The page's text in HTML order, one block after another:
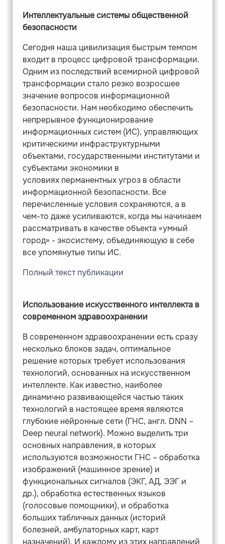
Интеллектуальные системы общественной
безопасности
Сегодня наша цивилизация быстрым темпом
входит в процесс цифровой трансформации.
Одним из последствий всемирной цифровой
трансформации стало резко возросшее
значение вопросов информационной
безопасности. Нам необходимо обеспечить
непрерывное функционирование
информационных систем (ИС), управляющих
критическими инфраструктурными
объектами, государственными институтами и
субъектами экономики в
условиях перманентных угроз в области
информационной безопасности. Все
перечисленные условия сохраняются, а в
чем-то даже усиливаются, когда мы начинаем
рассматривать в качестве объекта «умный
город» - экосистему, объединяющую в себе
все упомянутые типы ИС.
Полный текст публикации
Использование искусственного интеллекта в
современном здравоохранении
В современном здравоохранении есть сразу
несколько блоков задач, оптимальное
решение которых требует использования
технологий, основанных на искусственном
интеллекте. Как известно, наиболее
динамично развивающейся частью таких
технологий в настоящее время являются
глубокие нейронные сети (ГНС, англ. DNN –
Deep neural network). Можно выделить три
основных направления, в которых
используются возможности ГНС – обработка
изображений (машинное зрение) и
функциональных сигналов (ЭКГ, АД, ЭЭГ и
др.), обработка естественных языков
(голосовые помощники), и обработка
больших табличных данных (историй
болезней, амбулаторных карт, карт
назначений). И каждому из этих направлений